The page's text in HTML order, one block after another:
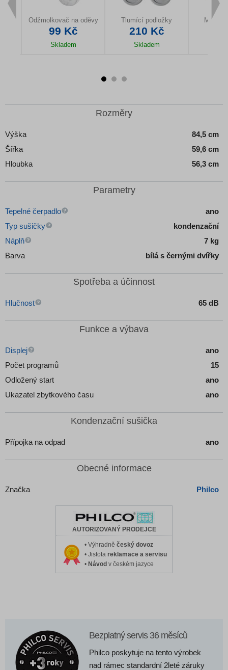
Odžmolkovač na oděvy
99 Kč
Skladem
Tlumící podložky
210 Kč
Skladem
Míčky
Rozměry
Výška
84,5 cm
Šířka
59,6 cm
Hloubka
56,3 cm
Parametry
Tepelné čerpadlo
ano
Typ sušičky
kondenzační
Náplň
7 kg
Barva
bílá s černými dvířky
Spotřeba a účinnost
Hlučnost 65 dB
Funkce a výbava
Displej
ano
Počet programů
15
Odložený start
ano
Ukazatel zbytkového času
ano
Kondenzační sušička
Přípojka na odpad ano
Obecné informace
Značka Philco
AUTORIZOVANÝ PRODEJCE
• Výhradně český dovoz
• Jistota reklamace a servisu
• Návod v českém jazyce
Bezplatný servis 36 měsíců
Philco poskytuje na tento výrobek
nad rámec standardní 2leté záruky